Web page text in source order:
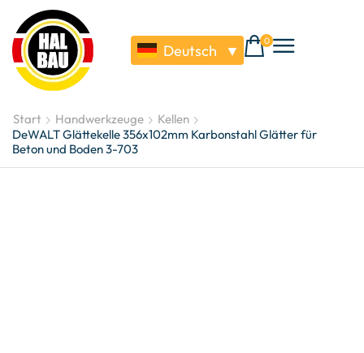
Deutsch ▼
0
Start Handwerkzeuge
Kellen
DeWALT Glättekelle 356x102mm Karbonstahl Glätter für
Beton und Boden 3-703